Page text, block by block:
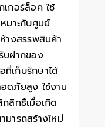
กอร์ล็อค ใช้
มาะกับศูนย์
างสรรพสินค้า
บฝากของ
เก็บรักษาได้
ดภัยสูง ใช้งาน
สิทธิ์เมื่อเกิด
ารถสร้างใหม่